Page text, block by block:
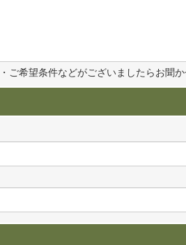
ご希望条件などがございましたらお聞